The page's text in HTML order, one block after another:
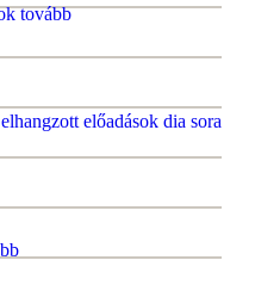
tovább
előadások dia sora